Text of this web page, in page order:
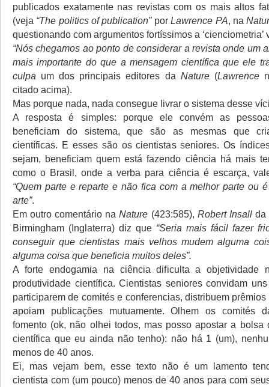
publicados exatamente nas revistas com os mais altos
(veja “The politics of publication”porLawrence PA, na
questionando com argumentos fortíssimos a ‘cienciometria’
“Nós chegamos ao ponto de considerar a revista onde um
mais importante do que a mensagem científica que ele
culpa um dos principais editores da Nature(Lawrence
citado acima).
Mas porque nada, nada consegue livrar o sistema desse
A resposta é simples: porque ele convém as
beneficiam do sistema, que são as mesmas que
científicas. E esses são os cientistas seniores. Os
sejam, beneficiam quem está fazendo ciência há mais
como o Brasil, onde a verba para ciência é escarça,
“Quem parte e reparte e não fica com a melhor parte ou
arte”.
Em outro comentário naNature (423:585), Robert Insallda
Birmingham (Inglaterra) diz que “Seria mais fácil fazer
conseguir que cientistas mais velhos mudem alguma
alguma coisa que beneficia muitos deles”.
A forte endogamia na ciência dificulta a objetividade
produtividade científica. Cientistas seniores convidam
participarem de comités e conferencias, distribuem
apoiam publicações mutuamente. Olhem os comités
fomento (ok, não olhei todos, mas posso apostar a bolsa
científica que eu ainda não tenho): não há 1 (um),
menos de 40 anos.
Ei, mas vejam bem, esse texto não é um lamento
cientista com (um pouco) menos de 40 anos para com